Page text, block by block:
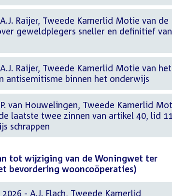
Raijer, Tweede Kamerlid Motie van de
geweldplegers sneller en definitief van
Raijer, Tweede Kamerlid Motie van
antisemitisme binnen het onderwijs
van Houwelingen, Tweede Kamerlid
laatste twee zinnen van artikel 40, lid 11
schrappen
tot wijziging van de Woningwet ter
bevordering wooncoöperaties)
- A.J. Flach, Tweede Kamerlid